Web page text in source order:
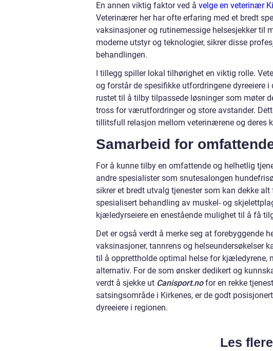
En annen viktig faktor ved å velge en veterinær
Veterinærer her har ofte erfaring med et bredt
vaksinasjoner og rutinemessige helsesjekker til
moderne utstyr og teknologier, sikrer disse
behandlingen.
I tillegg spiller lokal tilhørighet en viktig rolle.
og forstår de spesifikke utfordringene dyreeiere
rustet til å tilby tilpassede løsninger som møter
tross for værutfordringer og store avstander.
tillitsfull relasjon mellom veterinærene og deres
Samarbeid for
For å kunne tilby en omfattende og helhetlig
andre spesialister som snutesalongen
sikrer et bredt utvalg tjenester som kan dekke
spesialisert behandling av muskel- og
kjæledyrseiere en enestående mulighet til å få
Det er også verdt å merke seg at forebyggende
vaksinasjoner, tannrens og helseundersøkelser
til å opprettholde optimal helse for kjæledyrene,
alternativ. For de som ønsker dedikert og
verdt å sjekke ut Canisport.no for en rekke
satsingsområde i Kirkenes, er de godt
dyreeiere i regionen.
Les